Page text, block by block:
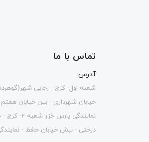
تماس با ما
آدرس:
شعبه اول- کرج - رجایی
خیابان شهرداری - بین خیابان
نمایندگی پارس خزر
درختی - نبش خیابان حافظ -